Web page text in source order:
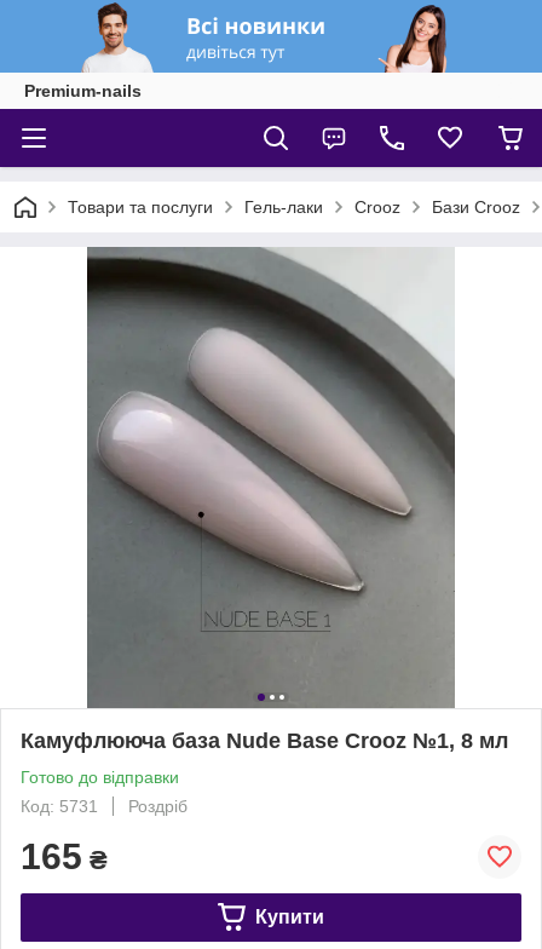
Premium-nails
Товари та послуги Гель-лаки Crooz Бази Crooz
Камуфлююча база Nude Base Crooz №1, 8 мл
Готово до відправки
Код: 5731
Роздріб
165 ₴
Купити